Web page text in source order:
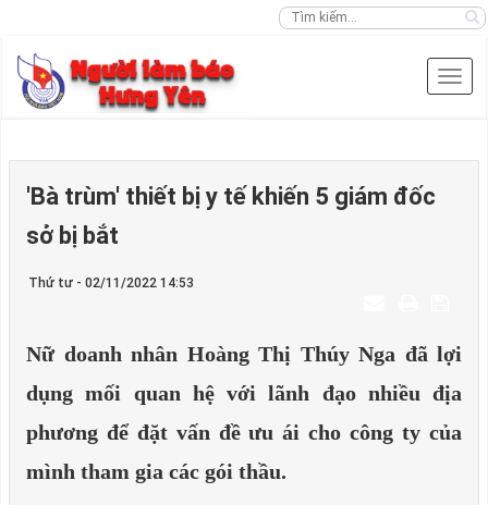
'Bà trùm' thiết bị y tế khiến 5 giám đốc
sở bị bắt
Thứ tư - 02/11/2022 14:53
Nữ doanh nhân Hoàng Thị Thúy Nga đã lợi
dụng mối quan hệ với lãnh đạo nhiều địa
phương để đặt vấn đề ưu ái cho công ty của
mình tham gia các gói thầu.